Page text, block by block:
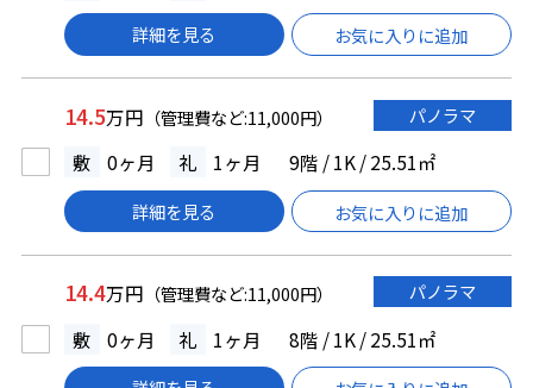
詳細を見る お気に入りに追加
14.5万円 （管理費など:11,000円） パノラマ
敷 0ヶ月 礼 1ヶ月 9階 / 1K / 25.51㎡
詳細を見る お気に入りに追加
14.4万円 （管理費など:11,000円） パノラマ
敷 0ヶ月 礼 1ヶ月 8階 / 1K / 25.51㎡